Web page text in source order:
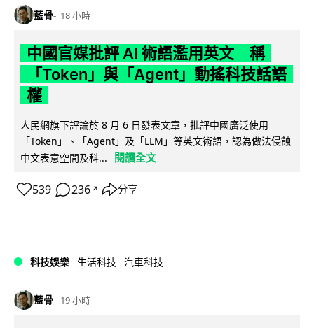
藍骨 18 小時
中國官媒批評 AI 術語濫用英文 稱
「Token」與「Agent」動搖科技話語
權
人民網旗下評論於 8 月 6 日發表文章，批評中國廣泛使用
「Token」、「Agent」及「LLM」等英文術語，認為做法侵蝕
中文表意空間及科...
閱讀全文
539 236 ↗ 分享
科技娛樂 生活科技 汽車科技
藍骨 19 小時